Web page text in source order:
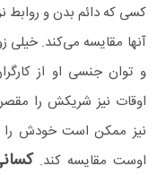
کسی که دائم بدن و روابط
آنها مقایسه می‌کند.
و توان جنسی او از
اوقات نیز شریکش را
نیز ممکن است خودش را
اوست مقایسه کند.